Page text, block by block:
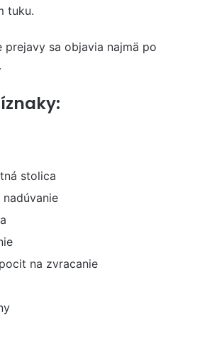
tuku.
prejavy sa objavia najmä po
stolica
na zvracanie